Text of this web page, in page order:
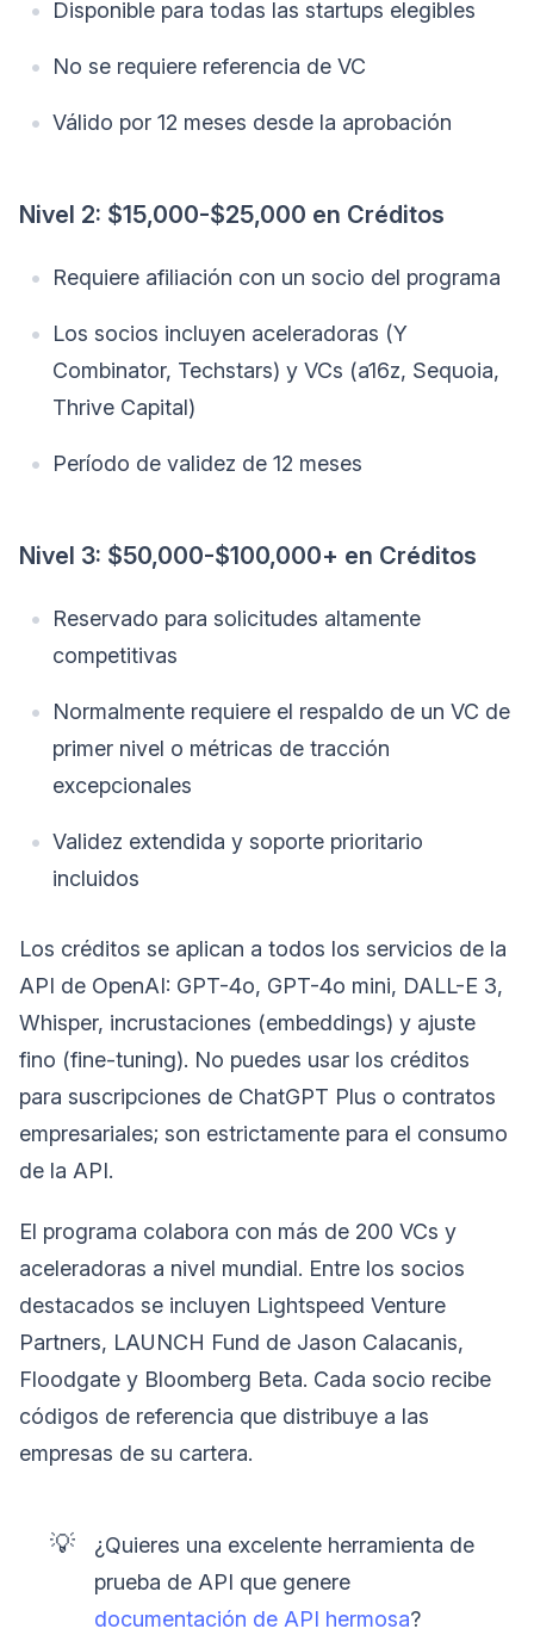
Disponible para todas las startups elegibles
No se requiere referencia de VC
Válido por 12 meses desde la aprobación
Nivel 2: $15,000-$25,000 en Créditos
Requiere afiliación con un socio del programa
Los socios incluyen aceleradoras (Y
Combinator, Techstars) y VCs (a16z, Sequoia,
Thrive Capital)
Período de validez de 12 meses
Nivel 3: $50,000-$100,000+ en Créditos
Reservado para solicitudes altamente
competitivas
Normalmente requiere el respaldo de un VC de
primer nivel o métricas de tracción
excepcionales
Validez extendida y soporte prioritario
incluidos
Los créditos se aplican a todos los servicios de la
API de OpenAI: GPT-4o, GPT-4o mini, DALL-E 3,
Whisper, incrustaciones (embeddings) y ajuste
fino (fine-tuning). No puedes usar los créditos
para suscripciones de ChatGPT Plus o contratos
empresariales; son estrictamente para el consumo
de la API.
El programa colabora con más de 200 VCs y
aceleradoras a nivel mundial. Entre los socios
destacados se incluyen Lightspeed Venture
Partners, LAUNCH Fund de Jason Calacanis,
Floodgate y Bloomberg Beta. Cada socio recibe
códigos de referencia que distribuye a las
empresas de su cartera.
💡
¿Quieres una excelente herramienta de
prueba de API que genere
documentación de API hermosa?